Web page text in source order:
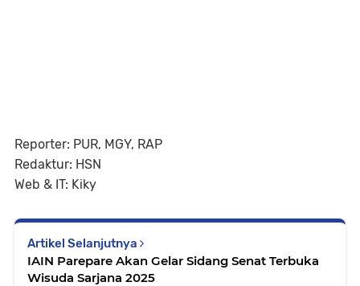
Reporter: PUR, MGY, RAP
Redaktur: HSN
Web & IT: Kiky
Artikel Selanjutnya
IAIN Parepare Akan Gelar Sidang Senat Terbuka
Wisuda Sarjana 2025